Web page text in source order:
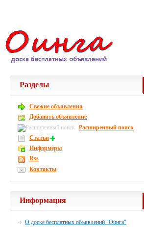
Разделы
Свежие объявления
Добавить объявление
Расширенный поиск
Статьи
Информеры
Rss
Контакты
Информация
О доске бесплатных объявлений "Оинга"